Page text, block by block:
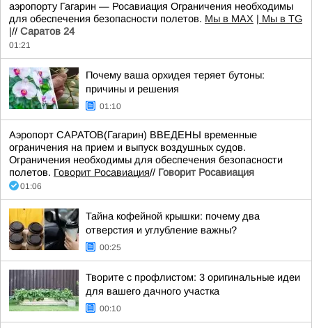
аэропорту Гагарин — Росавиация Ограничения необходимы
для обеспечения безопасности полетов. Мы в MAX | Мы в TG
|// Саратов 24
01:21
Почему ваша орхидея теряет бутоны:
причины и решения
01:10
Аэропорт САРАТОВ(Гагарин) ВВЕДЕНЫ временные
ограничения на прием и выпуск воздушных судов.
Ограничения необходимы для обеспечения безопасности
полетов. Говорит Росавиация// Говорит Росавиация
01:06
Тайна кофейной крышки: почему два
отверстия и углубление важны?
00:25
Творите с профлистом: 3 оригинальные идеи
для вашего дачного участка
00:10